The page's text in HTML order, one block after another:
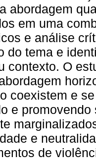
abordagem
em uma
e análise
do tema e
contexto. O
coexistem e
e
e
de